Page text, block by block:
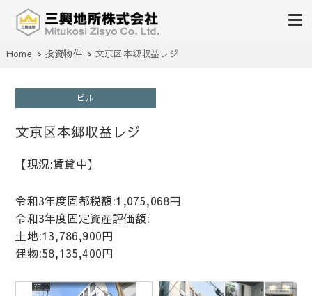
三興地所株式会社
不動産の売買、賃貸、仲介、管理
Home 投資物件 文京区本郷収益レジ
ビル
文京区本郷収益レジ
【現況:賃貸中】
令和3年度固都税額:1,075,068円
令和3年度固定資産評価額:
土地:13,786,900円
建物:58,135,400円